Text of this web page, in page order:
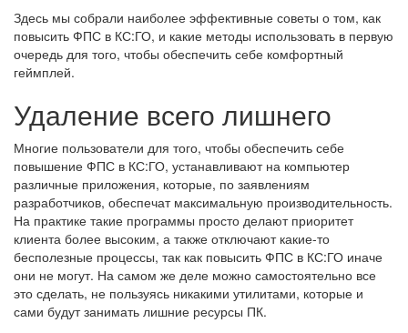
Здесь мы собрали наиболее эффективные советы о том, как
повысить ФПС в КС:ГО, и какие методы использовать в первую
очередь для того, чтобы обеспечить себе комфортный
геймплей.
Удаление всего лишнего
Многие пользователи для того, чтобы обеспечить себе
повышение ФПС в КС:ГО, устанавливают на компьютер
различные приложения, которые, по заявлениям
разработчиков, обеспечат максимальную производительность.
На практике такие программы просто делают приоритет
клиента более высоким, а также отключают какие-то
бесполезные процессы, так как повысить ФПС в КС:ГО иначе
они не могут. На самом же деле можно самостоятельно все
это сделать, не пользуясь никакими утилитами, которые и
сами будут занимать лишние ресурсы ПК.